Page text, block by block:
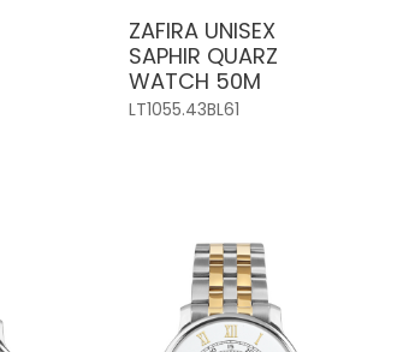
ZAFIRA UNISEX
SAPHIR QUARZ
WATCH 50M
LT1055.43BL61